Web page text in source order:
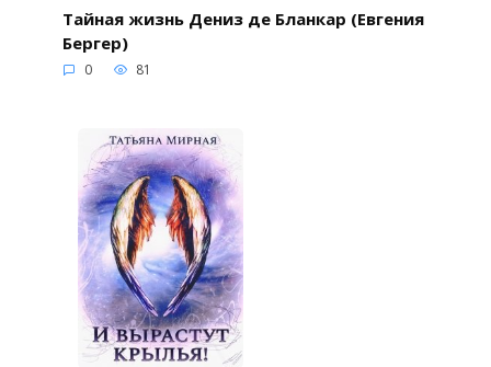
Тайная жизнь Дениз де Бланкар (Евгения
Бергер)
0 81